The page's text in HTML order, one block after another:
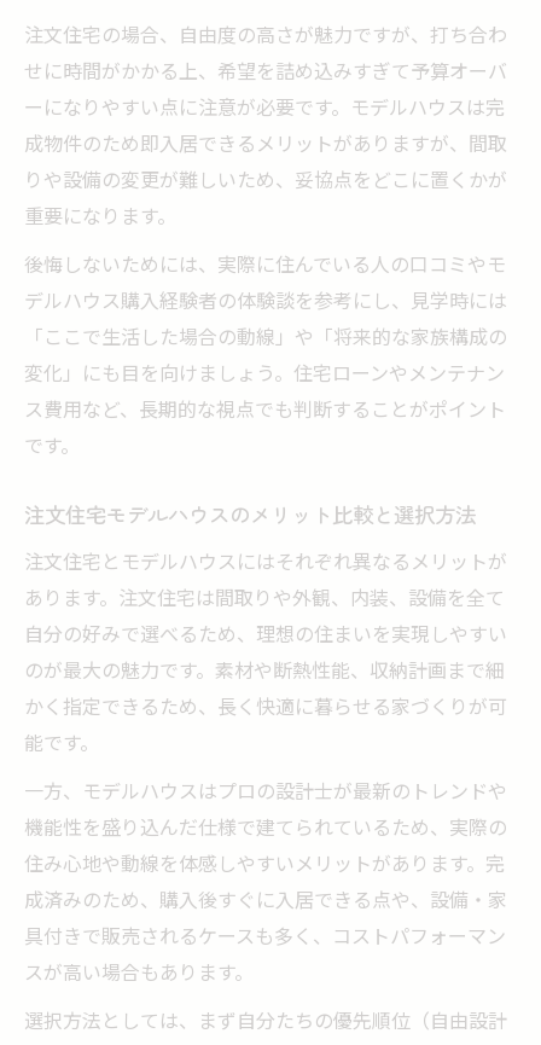
注文住宅で叶える家事効率と家族動線の最
適化
住まいのコスト比較で納得の選択をサポート
注文住宅とモデルハウスの価格と維持費比
較
注文住宅モデルハウスの値引きや相場の見
極め方
注文住宅とモデルハウスの住宅ローンポイ
ント
注文住宅とモデルハウスの返済プラン最適
化術
管理
注文住宅モデルハウス見学で得るべき情報
注文住宅とモデルハウスの実物比較のポイ
ント
注文住宅モデルハウス見学で気を付ける点
方法
注文住宅モデルハウス見学が購入判断に役
立つ理由
注文住宅の場合、自由度の高さが魅力ですが、打ち合わ
せに時間がかかる上、希望を詰め込みすぎて予算オーバ
ーになりやすい点に注意が必要です。モデルハウスは完
成物件のため即入居できるメリットがありますが、間取
りや設備の変更が難しいため、妥協点をどこに置くかが
重要になります。
後悔しないためには、実際に住んでいる人の口コミやモ
デルハウス購入経験者の体験談を参考にし、見学時には
「ここで生活した場合の動線」や「将来的な家族構成の
変化」にも目を向けましょう。住宅ローンやメンテナン
ス費用など、長期的な視点でも判断することがポイント
です。
注文住宅モデルハウスのメリット比較と選択方法
注文住宅とモデルハウスにはそれぞれ異なるメリットが
あります。注文住宅は間取りや外観、内装、設備を全て
自分の好みで選べるため、理想の住まいを実現しやすい
のが最大の魅力です。素材や断熱性能、収納計画まで細
かく指定できるため、長く快適に暮らせる家づくりが可
能です。
一方、モデルハウスはプロの設計士が最新のトレンドや
機能性を盛り込んだ仕様で建てられているため、実際の
住み心地や動線を体感しやすいメリットがあります。完
成済みのため、購入後すぐに入居できる点や、設備・家
具付きで販売されるケースも多く、コストパフォーマン
スが高い場合もあります。
選択方法としては、まず自分たちの優先順位（自由設計